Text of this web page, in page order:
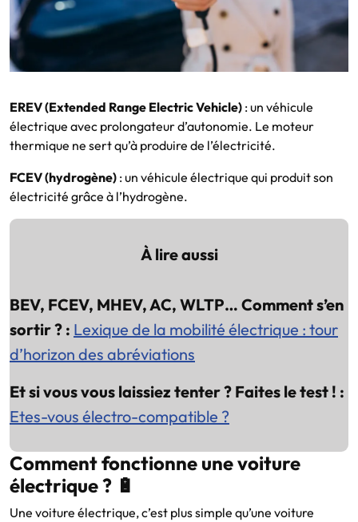
EREV (Extended Range Electric Vehicle) : un véhicule
électrique avec prolongateur d’autonomie. Le moteur
thermique ne sert qu’à produire de l’électricité.
FCEV (hydrogène) : un véhicule électrique qui produit son
électricité grâce à l’hydrogène.
À lire aussi
BEV, FCEV, MHEV, AC, WLTP… Comment s’en
sortir ? : Lexique de la mobilité électrique : tour
d’horizon des abréviations
Et si vous vous laissiez tenter ? Faites le test ! :
Etes-vous électro-compatible ?
Comment fonctionne une voiture
électrique ? 🔋
Une voiture électrique, c’est plus simple qu’une voiture